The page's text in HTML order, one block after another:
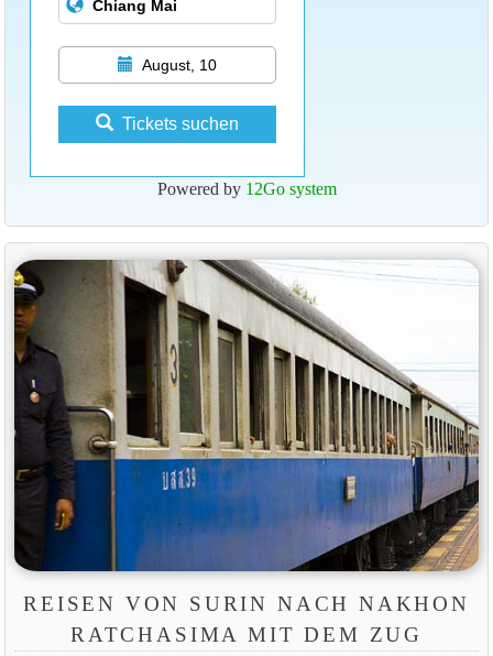
August, 10
Tickets suchen
Powered by 12Go system
REISEN VON SURIN NACH NAKHON
RATCHASIMA MIT DEM ZUG